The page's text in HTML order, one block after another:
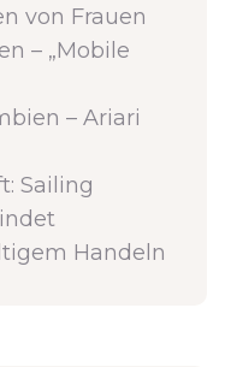
von Frauen
– „Mobile
– Ariari
Sailing
Handeln